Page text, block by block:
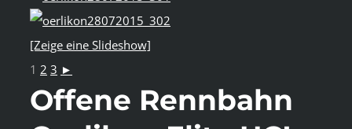
[Zeige eine Slideshow]
1 2 3 ►
Offene Rennbahn